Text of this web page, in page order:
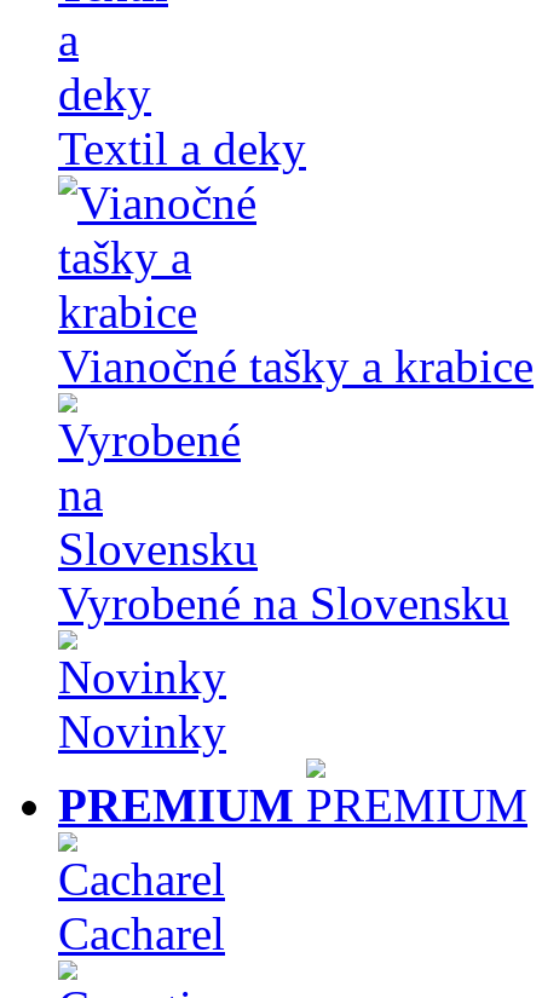
Textil a deky
Vianočné tašky a krabice
Vyrobené na Slovensku
Novinky
PREMIUM
Cacharel